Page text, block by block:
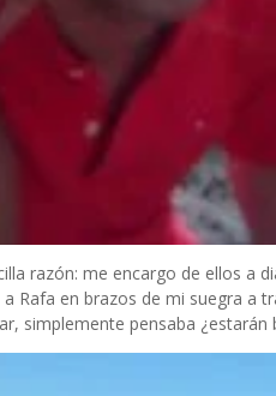
razón: me encargo de ellos a
Rafa en brazos de mi suegra a
simplemente pensaba ¿estarán